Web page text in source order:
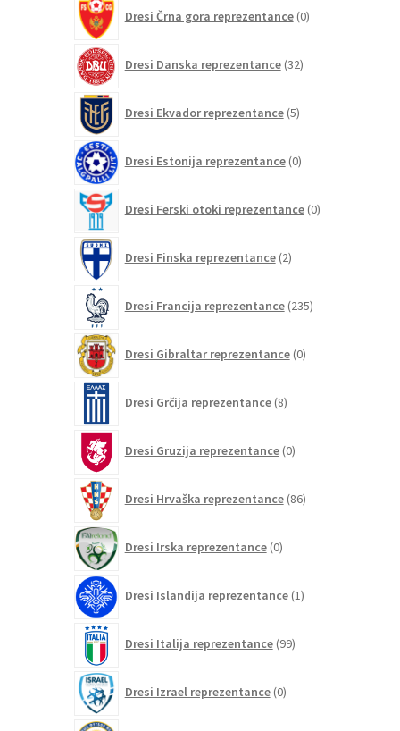
Dresi Črna gora reprezentance 0izdelkov
Dresi Danska reprezentance 32izdelkov
Dresi Ekvador reprezentance 5izdelkov
Dresi Estonija reprezentance 0izdelkov
Dresi Ferski otoki reprezentance 0izdelkov
Dresi Finska reprezentance 2izdelka
Dresi Francija reprezentance 235izdelkov
Dresi Gibraltar reprezentance 0izdelkov
Dresi Grčija reprezentance 8izdelkov
Dresi Gruzija reprezentance 0izdelkov
Dresi Hrvaška reprezentance 86izdelkov
Dresi Irska reprezentance 0izdelkov
Dresi Islandija reprezentance 1izdelek
Dresi Italija reprezentance 99izdelkov
Dresi Izrael reprezentance 0izdelkov